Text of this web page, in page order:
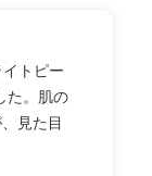
トピー
た。肌の
見た目